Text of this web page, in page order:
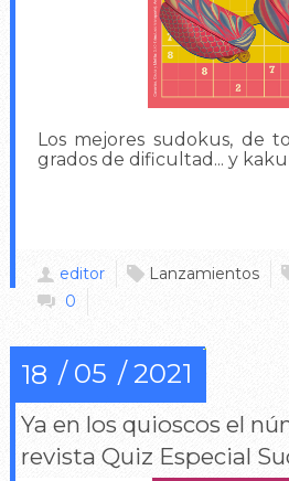
Los mejores sudokus, de
grados de dificultad... y
editor Lanzamientos
0
18 05 2021
Ya en los quioscos el
revista Quiz Especial